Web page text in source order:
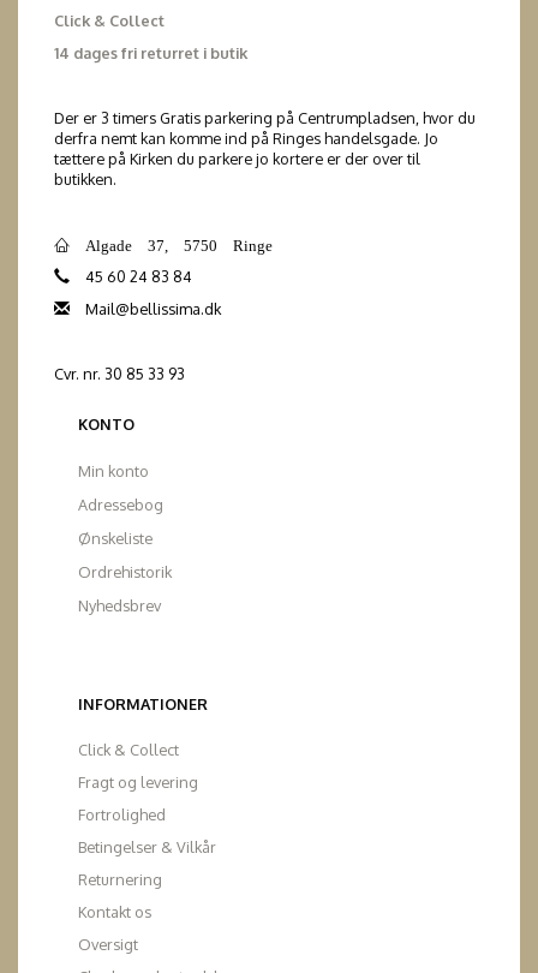
Click & Collect
14 dages fri returret i butik
Der er 3 timers Gratis parkering på Centrumpladsen, hvor du
derfra nemt kan komme ind på Ringes handelsgade. Jo
tættere på Kirken du parkere jo kortere er der over til
butikken.
Algade 37, 5750 Ringe
45 60 24 83 84
Mail@bellissima.dk
Cvr. nr. 30 85 33 93
KONTO
Min konto
Adressebog
Ønskeliste
Ordrehistorik
Nyhedsbrev
INFORMATIONER
Click & Collect
Fragt og levering
Fortrolighed
Betingelser & Vilkår
Returnering
Kontakt os
Oversigt